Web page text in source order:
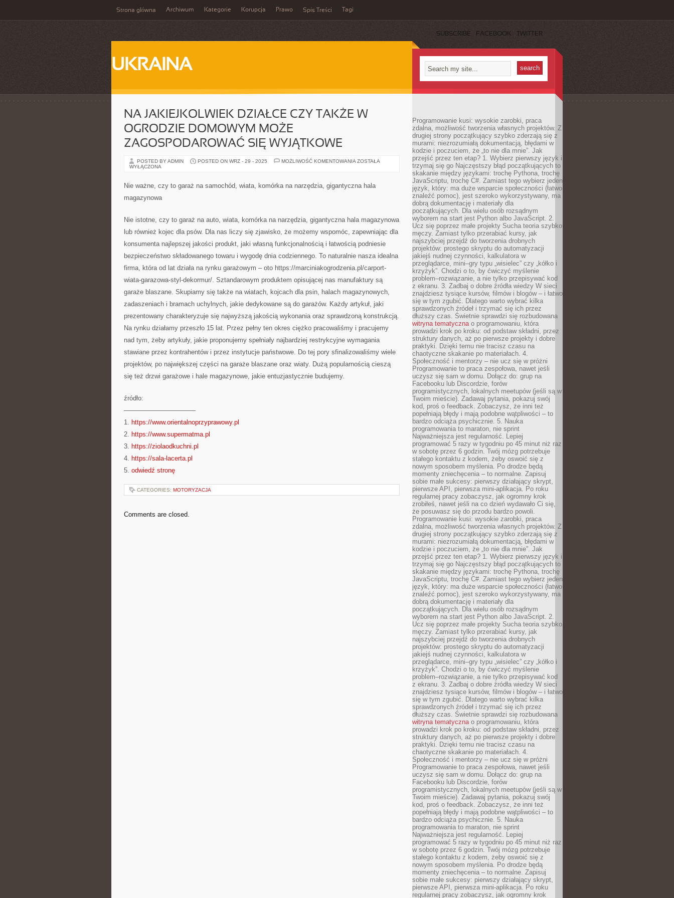
Strona główna Archiwum Kategorie Korupcja Prawo Spis Treści Tagi
SUBSCRIBE FACEBOOK TWITTER
UKRAINA
NA JAKIEJKOLWIEK DZIAŁCE CZY TAKŻE W
OGRODZIE DOMOWYM MOŻE
ZAGOSPODAROWAĆ SIĘ WYJĄTKOWE
POSTED BY ADMIN POSTED ON WRZ - 29 - 2025 MOŻLIWOŚĆ KOMENTOWANIA NA
TAKŻE
W
WYJĄTKOWE
ZOSTAŁA
WYŁĄCZONA
Nie ważne, czy to garaż na samochód, wiata, komórka na narzędzia, gigantyczna hala
magazynowa
Nie istotne, czy to garaż na auto, wiata, komórka na narzędzia, gigantyczna hala magazynowa
lub również kojec dla psów. Dla nas liczy się zjawisko, że możemy wspomóc, zapewniając dla
konsumenta najlepszej jakości produkt, jaki własną funkcjonalnością i łatwością podniesie
bezpieczeństwo składowanego towaru i wygodę dnia codziennego. To naturalnie nasza idealna
firma, która od lat działa na rynku garażowym – oto https://marciniakogrodzenia.pl/carport-
wiata-garazowa-styl-dekormur/. Sztandarowym produktem opisującej nas manufaktury są
garaże blaszane. Skupiamy się także na wiatach, kojcach dla psin, halach magazynowych,
zadaszeniach i bramach uchylnych, jakie dedykowane są do garażów. Każdy artykuł, jaki
prezentowany charakteryzuje się najwyższą jakością wykonania oraz sprawdzoną konstrukcją.
Na rynku działamy przeszło 15 lat. Przez pełny ten okres ciężko pracowaliśmy i pracujemy
nad tym, żeby artykuły, jakie proponujemy spełniały najbardziej restrykcyjne wymagania
stawiane przez kontrahentów i przez instytucje państwowe. Do tej pory sfinalizowaliśmy wiele
projektów, po największej części na garaże blaszane oraz wiaty. Dużą popularnością cieszą
się też drzwi garażowe i hale magazynowe, jakie entuzjastycznie budujemy.
źródło:
———————————
1. https://www.orientalnoprzyprawowy.pl
2. https://www.supermatma.pl
3. https://ziolaodkuchni.pl
4. https://sala-lacerta.pl
5. odwiedź stronę
CATEGORIES: MOTORYZACJA
Comments are closed.
Programowanie kusi: wysokie zarobki, praca
zdalna, możliwość tworzenia własnych projektów. Z
drugiej strony początkujący szybko zderzają się z
murami: niezrozumiałą dokumentacją, błędami w
kodzie i poczuciem, że „to nie dla mnie”. Jak
przejść przez ten etap? 1. Wybierz pierwszy język i
trzymaj się go Najczęstszy błąd początkujących to
skakanie między językami: trochę Pythona, trochę
JavaScriptu, trochę C#. Zamiast tego wybierz jeden
język, który: ma duże wsparcie społeczności (łatwo
znaleźć pomoc), jest szeroko wykorzystywany, ma
dobrą dokumentację i materiały dla
początkujących. Dla wielu osób rozsądnym
wyborem na start jest Python albo JavaScript. 2.
Ucz się poprzez małe projekty Sucha teoria szybko
męczy. Zamiast tylko przerabiać kursy, jak
najszybciej przejdź do tworzenia drobnych
projektów: prostego skryptu do automatyzacji
jakiejś nudnej czynności, kalkulatora w
przeglądarce, mini–gry typu „wisielec” czy „kółko i
krzyżyk”. Chodzi o to, by ćwiczyć myślenie
problem–rozwiązanie, a nie tylko przepisywać kod
z ekranu. 3. Zadbaj o dobre źródła wiedzy W sieci
znajdziesz tysiące kursów, filmów i blogów – i łatwo
się w tym zgubić. Dlatego warto wybrać kilka
sprawdzonych źródeł i trzymać się ich przez
dłuższy czas. Świetnie sprawdzi się rozbudowana
witryna tematycznao programowaniu, która
prowadzi krok po kroku: od podstaw składni, przez
struktury danych, aż po pierwsze projekty i dobre
praktyki. Dzięki temu nie tracisz czasu na
chaotyczne skakanie po materiałach. 4.
Społeczność i mentorzy – nie ucz się w próżni
Programowanie to praca zespołowa, nawet jeśli
uczysz się sam w domu. Dołącz do: grup na
Facebooku lub Discordzie, forów
programistycznych, lokalnych meetupów (jeśli są w
Twoim mieście). Zadawaj pytania, pokazuj swój
kod, proś o feedback. Zobaczysz, że inni też
popełniają błędy i mają podobne wątpliwości – to
bardzo odciąża psychicznie. 5. Nauka
programowania to maraton, nie sprint
Najważniejsza jest regularność. Lepiej
programować 5 razy w tygodniu po 45 minut niż raz
w sobotę przez 6 godzin. Twój mózg potrzebuje
stałego kontaktu z kodem, żeby oswoić się z
nowym sposobem myślenia. Po drodze będą
momenty zniechęcenia – to normalne. Zapisuj
sobie małe sukcesy: pierwszy działający skrypt,
pierwsze API, pierwsza mini-aplikacja. Po roku
regularnej pracy zobaczysz, jak ogromny krok
zrobiłeś, nawet jeśli na co dzień wydawało Ci się,
że posuwasz się do przodu bardzo powoli.
Programowanie kusi: wysokie zarobki, praca
zdalna, możliwość tworzenia własnych projektów. Z
drugiej strony początkujący szybko zderzają się z
murami: niezrozumiałą dokumentacją, błędami w
kodzie i poczuciem, że „to nie dla mnie”. Jak
przejść przez ten etap? 1. Wybierz pierwszy język i
trzymaj się go Najczęstszy błąd początkujących to
skakanie między językami: trochę Pythona, trochę
JavaScriptu, trochę C#. Zamiast tego wybierz jeden
język, który: ma duże wsparcie społeczności (łatwo
znaleźć pomoc), jest szeroko wykorzystywany, ma
dobrą dokumentację i materiały dla
początkujących. Dla wielu osób rozsądnym
wyborem na start jest Python albo JavaScript. 2.
Ucz się poprzez małe projekty Sucha teoria szybko
męczy. Zamiast tylko przerabiać kursy, jak
najszybciej przejdź do tworzenia drobnych
projektów: prostego skryptu do automatyzacji
jakiejś nudnej czynności, kalkulatora w
przeglądarce, mini–gry typu „wisielec” czy „kółko i
krzyżyk”. Chodzi o to, by ćwiczyć myślenie
problem–rozwiązanie, a nie tylko przepisywać kod
z ekranu. 3. Zadbaj o dobre źródła wiedzy W sieci
znajdziesz tysiące kursów, filmów i blogów – i łatwo
się w tym zgubić. Dlatego warto wybrać kilka
sprawdzonych źródeł i trzymać się ich przez
dłuższy czas. Świetnie sprawdzi się rozbudowana
witryna tematycznao programowaniu, która
prowadzi krok po kroku: od podstaw składni, przez
struktury danych, aż po pierwsze projekty i dobre
praktyki. Dzięki temu nie tracisz czasu na
chaotyczne skakanie po materiałach. 4.
Społeczność i mentorzy – nie ucz się w próżni
Programowanie to praca zespołowa, nawet jeśli
uczysz się sam w domu. Dołącz do: grup na
Facebooku lub Discordzie, forów
programistycznych, lokalnych meetupów (jeśli są w
Twoim mieście). Zadawaj pytania, pokazuj swój
kod, proś o feedback. Zobaczysz, że inni też
popełniają błędy i mają podobne wątpliwości – to
bardzo odciąża psychicznie. 5. Nauka
programowania to maraton, nie sprint
Najważniejsza jest regularność. Lepiej
programować 5 razy w tygodniu po 45 minut niż raz
w sobotę przez 6 godzin. Twój mózg potrzebuje
stałego kontaktu z kodem, żeby oswoić się z
nowym sposobem myślenia. Po drodze będą
momenty zniechęcenia – to normalne. Zapisuj
sobie małe sukcesy: pierwszy działający skrypt,
pierwsze API, pierwsza mini-aplikacja. Po roku
regularnej pracy zobaczysz, jak ogromny krok